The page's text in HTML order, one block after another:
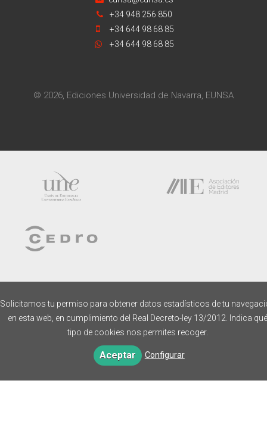
+34 948 256 850
+34 644 98 68 85
+34 644 98 68 85
© 2026, Ediciones Universidad de Navarra, EUNSA
Solicitamos tu permiso para obtener datos estadísticos de tu
en esta web, en cumplimiento del Real Decreto-ley 13/2012. Indica qué
tipo de cookies nos permites recoger.
Aceptar Configurar